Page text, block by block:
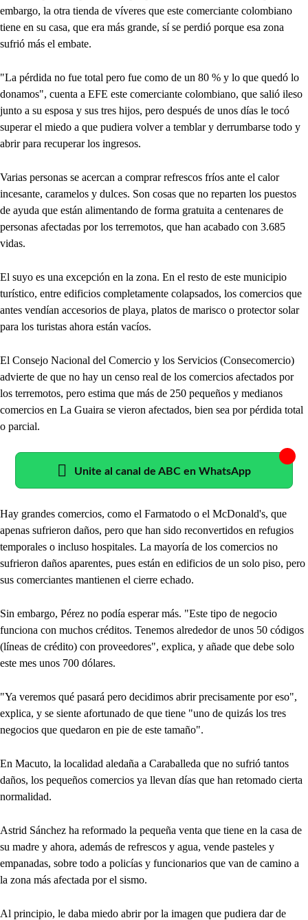
embargo, la otra tienda de víveres que este comerciante colombiano
tiene en su casa, que era más grande, sí se perdió porque esa zona
sufrió más el embate.
"La pérdida no fue total pero fue como de un 80 % y lo que quedó lo
donamos", cuenta a EFE este comerciante colombiano, que salió ileso
junto a su esposa y sus tres hijos, pero después de unos días le tocó
superar el miedo a que pudiera volver a temblar y derrumbarse todo y
abrir para recuperar los ingresos.
Varias personas se acercan a comprar refrescos fríos ante el calor
incesante, caramelos y dulces. Son cosas que no reparten los puestos
de ayuda que están alimentando de forma gratuita a centenares de
personas afectadas por los terremotos, que han acabado con 3.685
vidas.
El suyo es una excepción en la zona. En el resto de este municipio
turístico, entre edificios completamente colapsados, los comercios que
antes vendían accesorios de playa, platos de marisco o protector solar
para los turistas ahora están vacíos.
El Consejo Nacional del Comercio y los Servicios (Consecomercio)
advierte de que no hay un censo real de los comercios afectados por
los terremotos, pero estima que más de 250 pequeños y medianos
comercios en La Guaira se vieron afectados, bien sea por pérdida total
o parcial.
Unite al canal de ABC en WhatsApp
Hay grandes comercios, como el Farmatodo o el McDonald's, que
apenas sufrieron daños, pero que han sido reconvertidos en refugios
temporales o incluso hospitales. La mayoría de los comercios no
sufrieron daños aparentes, pues están en edificios de un solo piso, pero
sus comerciantes mantienen el cierre echado.
Sin embargo, Pérez no podía esperar más. "Este tipo de negocio
funciona con muchos créditos. Tenemos alrededor de unos 50 códigos
(líneas de crédito) con proveedores", explica, y añade que debe solo
este mes unos 700 dólares.
"Ya veremos qué pasará pero decidimos abrir precisamente por eso",
explica, y se siente afortunado de que tiene "uno de quizás los tres
negocios que quedaron en pie de este tamaño".
En Macuto, la localidad aledaña a Caraballeda que no sufrió tantos
daños, los pequeños comercios ya llevan días que han retomado cierta
normalidad.
Astrid Sánchez ha reformado la pequeña venta que tiene en la casa de
su madre y ahora, además de refrescos y agua, vende pasteles y
empanadas, sobre todo a policías y funcionarios que van de camino a
la zona más afectada por el sismo.
Al principio, le daba miedo abrir por la imagen que pudiera dar de